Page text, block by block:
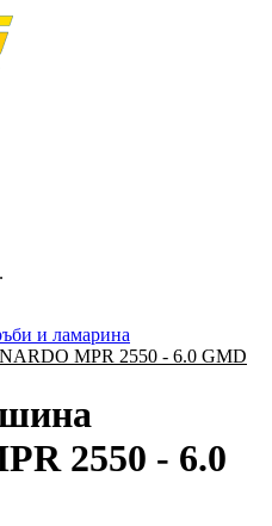
и ламарина
MPR 2550 - 6.0 GMD
2550 - 6.0